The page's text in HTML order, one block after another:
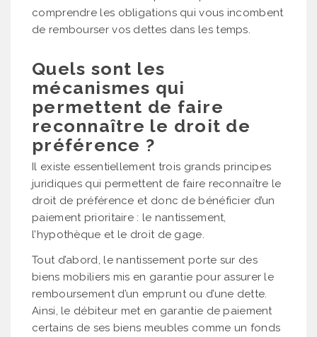
comprendre les obligations qui vous incombent
de rembourser vos dettes dans les temps.
Quels sont les
mécanismes qui
permettent de faire
reconnaître le droit de
préférence ?
Il existe essentiellement trois grands principes
juridiques qui permettent de faire reconnaître le
droit de préférence et donc de bénéficier d’un
paiement prioritaire : le nantissement,
l’hypothèque et le droit de gage.
Tout d’abord, le nantissement porte sur des
biens mobiliers mis en garantie pour assurer le
remboursement d’un emprunt ou d’une dette.
Ainsi, le débiteur met en garantie de paiement
certains de ses biens meubles comme un fonds